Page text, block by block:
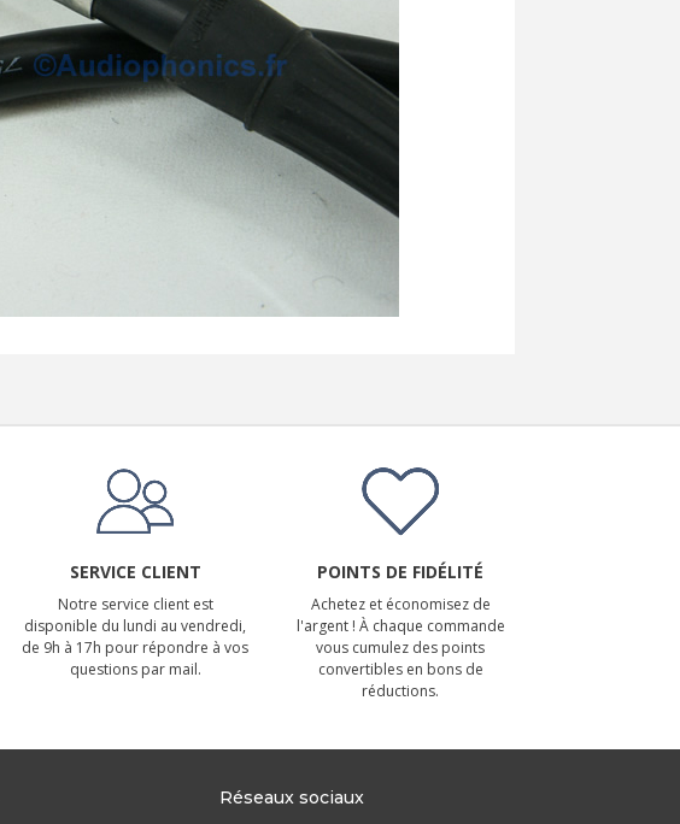
SERVICE CLIENT
Notre service client est
disponible du lundi au vendredi,
de 9h à 17h pour répondre à vos
questions par mail.
POINTS DE FIDÉLITÉ
Achetez et économisez de
l'argent ! À chaque commande
vous cumulez des points
convertibles en bons de
réductions.
Réseaux sociaux